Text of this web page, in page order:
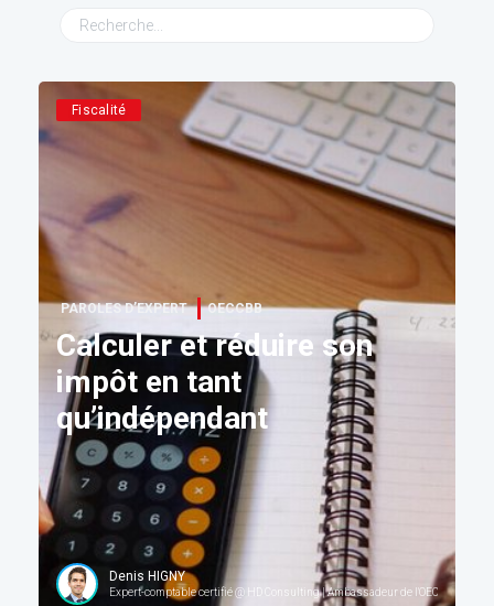
Fiscalité
PAROLES D’EXPERT OECCBB
Calculer et réduire son
impôt en tant
qu’indépendant
Denis HIGNY
Expert-comptable certifié @ HD Consulting | Ambassadeur de l'OECCBB